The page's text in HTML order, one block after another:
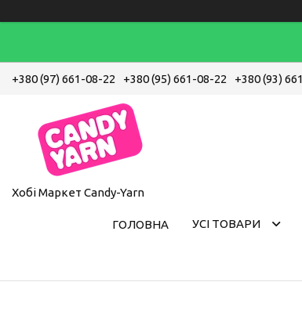
+380 (97) 661-08-22 +380 (95) 661-08-22 +380 (93)
Хобі Маркет Candy-Yarn
ГОЛОВНА УСІ ТОВАРИ